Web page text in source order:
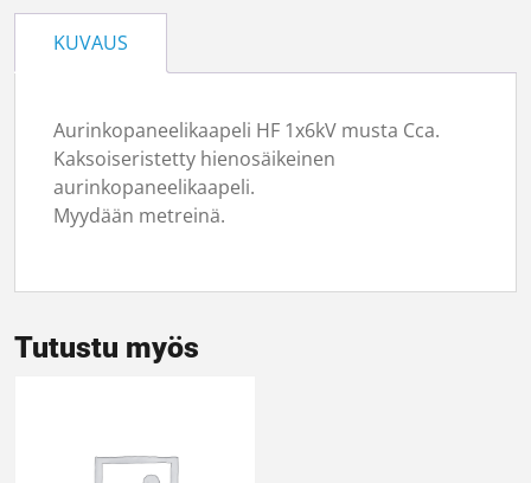
KUVAUS
Aurinkopaneelikaapeli HF 1x6kV musta Cca.
Kaksoiseristetty hienosäikeinen
aurinkopaneelikaapeli.
Myydään metreinä.
Tutustu myös